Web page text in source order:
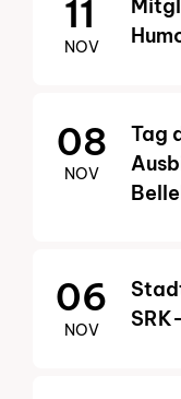
11
NOV
08
NOV
Tag
06
NOV